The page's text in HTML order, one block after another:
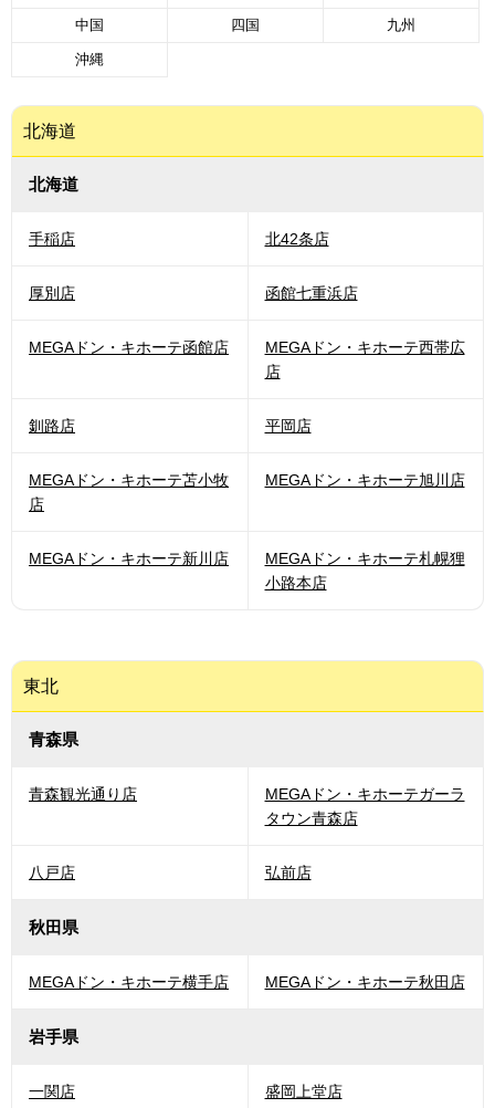
中国 四国 九州
沖縄
北海道
北海道
手稲店 北42条店
厚別店 函館七重浜店
MEGAドン・キホーテ函館店
MEGAドン・キホーテ西帯広
店
釧路店 平岡店
MEGAドン・キホーテ苫小牧
店
MEGAドン・キホーテ旭川店
MEGAドン・キホーテ新川店
MEGAドン・キホーテ札幌狸
小路本店
東北
青森県
青森観光通り店
MEGAドン・キホーテガーラ
タウン青森店
八戸店 弘前店
秋田県
MEGAドン・キホーテ横手店 MEGAドン・キホーテ秋田店
岩手県
一関店 盛岡上堂店